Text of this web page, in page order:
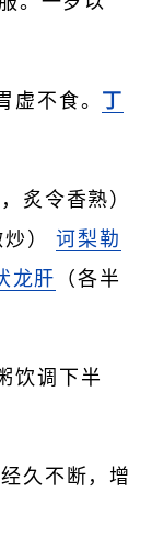
虚不食。 丁
炙令香熟）
炒）诃梨勒
龙肝
（各半
饮调下半
久不断，增